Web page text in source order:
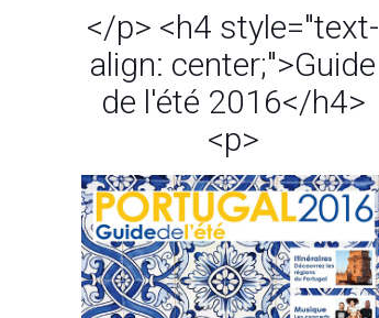
</p> <h4 style="text-
align: center;">Guide
de l'été 2016</h4>
<p>